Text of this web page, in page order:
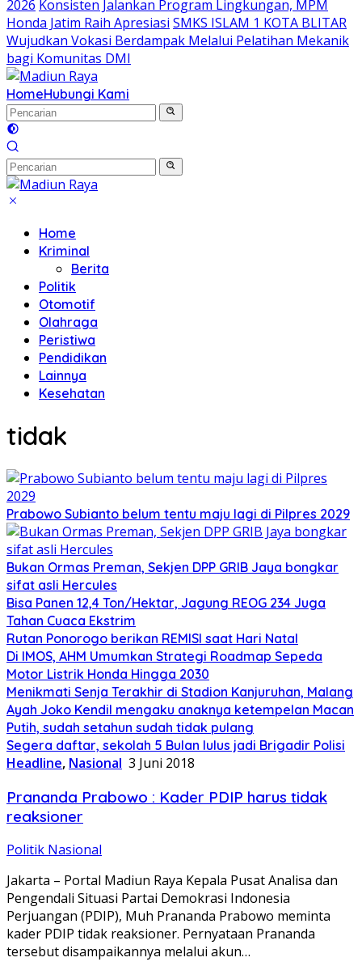
2026 Konsisten Jalankan Program Lingkungan, MPM
Honda Jatim Raih Apresiasi SMKS ISLAM 1 KOTA BLITAR
Wujudkan Vokasi Berdampak Melalui Pelatihan Mekanik
bagi Komunitas DMI
HomeHubungi Kami
Home
Kriminal
Berita
Politik
Otomotif
Olahraga
Peristiwa
Pendidikan
Lainnya
Kesehatan
tidak
Prabowo Subianto belum tentu maju lagi di Pilpres 2029
Bukan Ormas Preman, Sekjen DPP GRIB Jaya bongkar
sifat asli Hercules
Bisa Panen 12,4 Ton/Hektar, Jagung REOG 234 Juga
Tahan Cuaca Ekstrim
Rutan Ponorogo berikan REMISI saat Hari Natal
Di IMOS, AHM Umumkan Strategi Roadmap Sepeda
Motor Listrik Honda Hingga 2030
Menikmati Senja Terakhir di Stadion Kanjuruhan, Malang
Ayah Joko Kendil mengaku anaknya ketempelan Macan
Putih, sudah setahun sudah tidak pulang
Segera daftar, sekolah 5 Bulan lulus jadi Brigadir Polisi
Headline, Nasional 3 Juni 2018
Prananda Prabowo : Kader PDIP harus tidak
reaksioner
Politik Nasional
Jakarta – Portal Madiun Raya Kepala Pusat Analisa dan
Pengendali Situasi Partai Demokrasi Indonesia
Perjuangan (PDIP), Muh Prananda Prabowo meminta
kader PDIP tidak reaksioner. Pernyataan Prananda
tersebut disampaikannya melalui akun…